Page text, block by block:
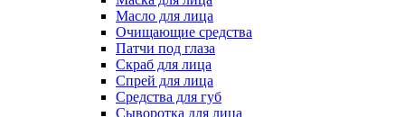
Масло для лица
Очищающие средства
Патчи под глаза
Скраб для лица
Спрей для лица
Средства для губ
Сыворотка для лица